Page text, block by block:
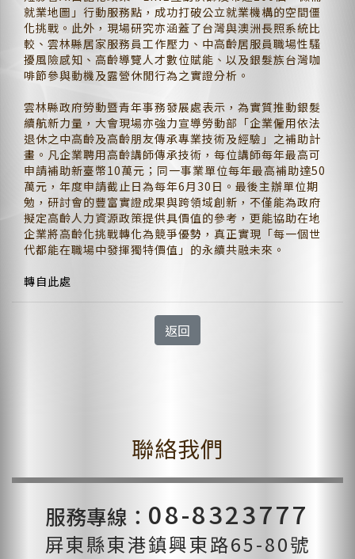
就業地圖」行動服務點，成功打破公立就業機構的空間僵
化挑戰。此外，現場研究亦涵蓋了台灣與澳洲長照系統比
較、雲林縣居家服務員工作壓力、中高齡居服員職場性騷
擾風險感知、高齡導覽人才數位賦能、以及銀髮族台灣咖
啡節參與動機及露營休閒行為之實證分析。
雲林縣政府勞動暨青年事務發展處表示，為實質推動銀髮
續航新力量，大會現場亦強力宣導勞動部「企業僱用依法
退休之中高齡及高齡朋友傳承專業技術及經驗」之補助計
畫。凡企業聘用高齡講師傳承技術，每位講師每年最高可
申請補助新臺幣10萬元；同一事業單位每年最高補助達50
萬元，年度申請截止日為每年6月30日。最後主辦單位期
勉，研討會的豐富實證成果與跨領域創新，不僅能為政府
擬定高齡人力資源政策提供具價值的參考，更能協助在地
企業將高齡化挑戰轉化為競爭優勢，真正實現「每一個世
代都能在職場中發揮獨特價值」的永續共融未來。
轉自此處
返回
聯絡我們
服務專線： 08-8323777
屏東縣東港鎮興東路65-80號